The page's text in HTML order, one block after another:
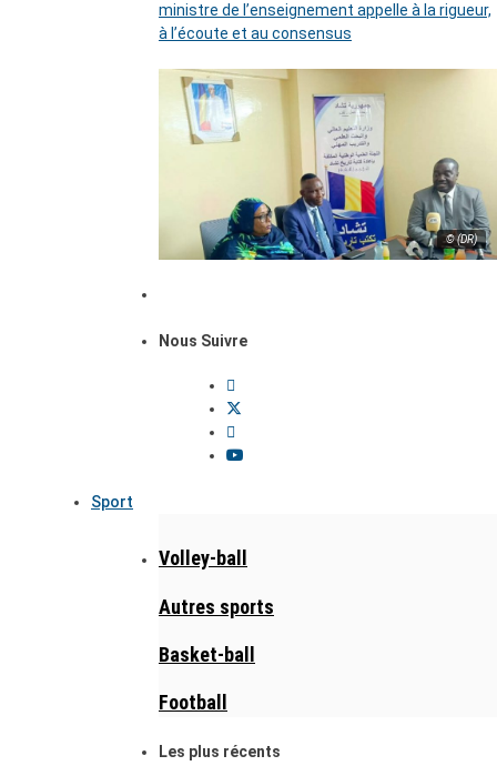
ministre de l’enseignement appelle à la rigueur,
à l’écoute et au consensus
© (DR)
Nous Suivre
Sport
Volley-ball
Autres sports
Basket-ball
Football
Les plus récents